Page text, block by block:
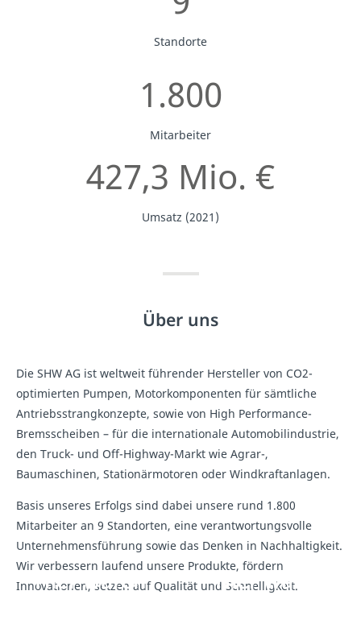
Standorte
1.800
Mitarbeiter
427,3 Mio. €
Umsatz (2021)
Über uns
Die SHW AG ist weltweit führender Hersteller von CO2-
optimierten Pumpen, Motorkomponenten für sämtliche
Antriebsstrangkonzepte, sowie von High Performance-
Bremsscheiben – für die internationale Automobilindustrie,
den Truck- und Off-Highway-Markt wie Agrar-,
Baumaschinen, Stationärmotoren oder Windkraftanlagen.
Basis unseres Erfolgs sind dabei unsere rund 1.800
Mitarbeiter an 9 Standorten, eine verantwortungsvolle
Unternehmensführung sowie das Denken in Nachhaltigkeit.
Wir verbessern laufend unsere Produkte, fördern
Innovationen, setzen auf Qualität und Schnelligkeit.
Hier wären
Hier wären